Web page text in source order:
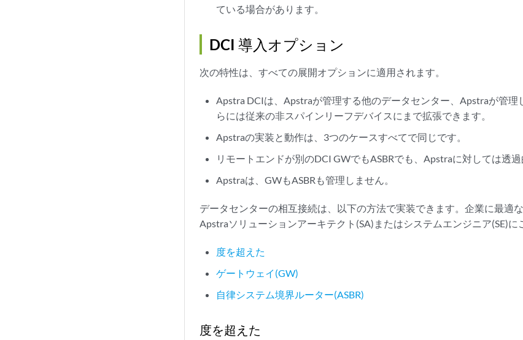
ている場合があります。
DCI 導入オプション
次の特性は、すべての展開オプションに適用されます。
Apstra DCIは、Apstraが管理する他のデータセンター、Apstraが管理
らには従来の非スパインリーフデバイスにまで拡張できます。
Apstraの実装と動作は、3つのケースすべてで同じです。
リモートエンドが別のDCI GWでもASBRでも、Apstraに対しては透過
Apstraは、GWもASBRも管理しません。
データセンターの相互接続は、以下の方法で実装できます。企業に最適
Apstraソリューションアーキテクト(SA)またはシステムエンジニア(SE)に
度を超えた
ゲートウェイ(GW)
自律システム境界ルーター(ASBR)
度を超えた